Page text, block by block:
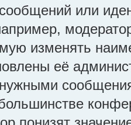
или
изменять
её